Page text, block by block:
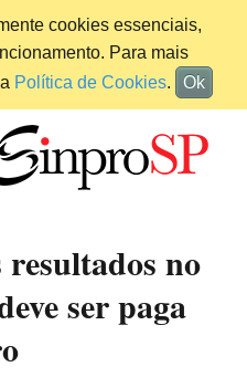
cookies essenciais,
Para mais
Política de Cookies. Ok
no
ser paga